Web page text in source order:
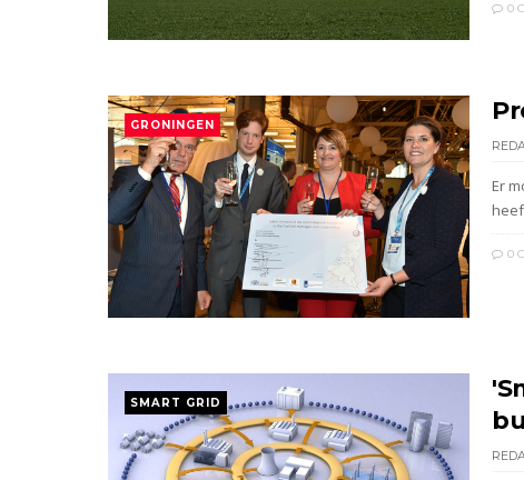
0
GRONINGEN
Er
0
SMART GRID